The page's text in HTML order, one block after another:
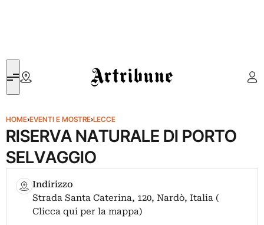
Artribune
HOME›EVENTI E MOSTRE›LECCE
RISERVA NATURALE DI PORTO
SELVAGGIO
Indirizzo
Strada Santa Caterina, 120, Nardò, Italia (
Clicca qui per la mappa)